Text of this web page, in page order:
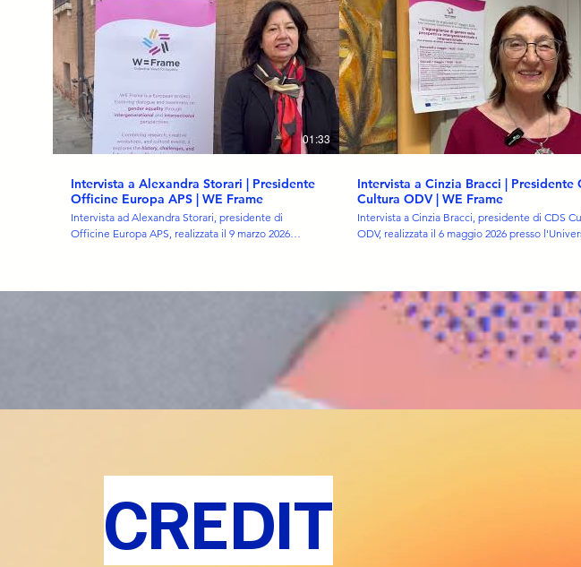
01:33
Intervista a Alexandra Storari | Presidente
Officine Europa APS | WE Frame
Intervista ad Alexandra Storari, presidente di
Officine Europa APS, realizzata il 9 marzo 2026
progetto e il percorso che, attraverso laboratori,
attività partecipative e confronto interdisciplinare,
intende promuovere una riflessione condivisa sui
temi dell'uguaglianza, delle differenze e
dell'inclusione. L'intervista è accompagnata da
cofinanziato dall'Unione Europea nell'ambito del
degli Studi di Ferrara • Officine Europa APS •
Traces&Dreams AB • CDS Cultura ODV
Intervista a Cinzia Bracci | Presidente
Cultura ODV | WE Frame
Intervista a Cinzia Bracci, presidente di CDS
ODV, realizzata il 6 maggio 2026 presso
dell'intervista vengono ripercorse le principali
attività sviluppate dal progetto e i risultati
attraverso i laboratori, le attività partecipative
coinvolgimento della comunità locale e dei
progetto europeo cofinanziato dall'Unione
CREDIT